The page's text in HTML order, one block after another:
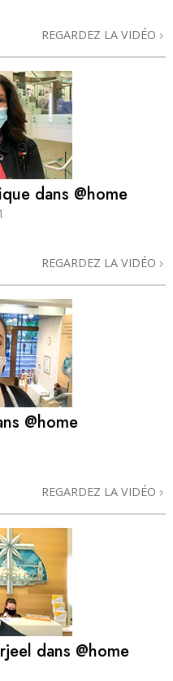
REGARDEZ LA VIDÉO
dans @home
REGARDEZ LA VIDÉO
@home
REGARDEZ LA VIDÉO
dans @home